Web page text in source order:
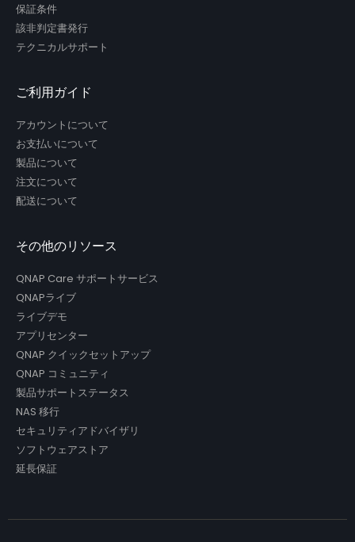
保証条件
該非判定書発行
テクニカルサポート
ご利用ガイド
アカウントについて
お支払いについて
製品について
注文について
配送について
その他のリソース
QNAP Care サポートサービス
QNAPライブ
ライブデモ
アプリセンター
QNAP クイックセットアップ
QNAP コミュニティ
製品サポートステータス
NAS 移行
セキュリティアドバイザリ
ソフトウェアストア
延長保証